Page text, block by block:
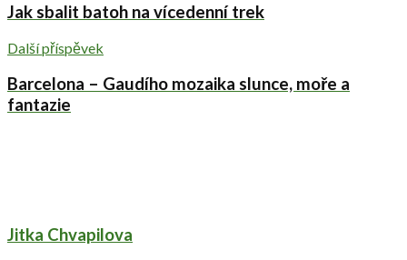
Jak sbalit batoh na vícedenní trek
Další příspěvek
Barcelona – Gaudího mozaika slunce, moře a
fantazie
Jitka Chvapilova